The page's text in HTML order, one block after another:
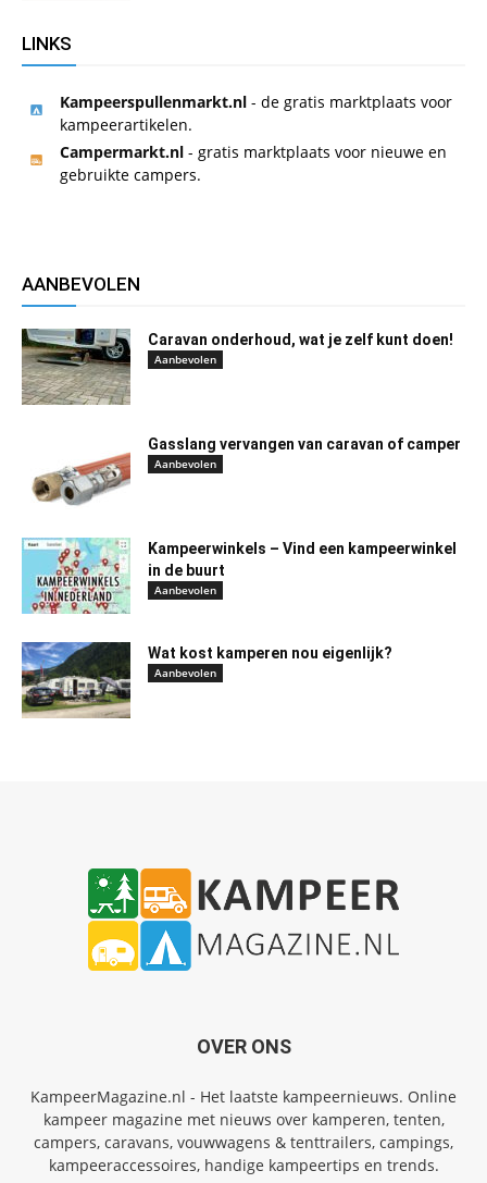
LINKS
Kampeerspullenmarkt.nl - de gratis marktplaats voor
kampeerartikelen.
Campermarkt.nl - gratis marktplaats voor nieuwe en
gebruikte campers.
AANBEVOLEN
Caravan onderhoud, wat je zelf kunt doen!
Aanbevolen
Gasslang vervangen van caravan of camper
Aanbevolen
Kampeerwinkels – Vind een kampeerwinkel
in de buurt
Aanbevolen
Wat kost kamperen nou eigenlijk?
Aanbevolen
OVER ONS
KampeerMagazine.nl - Het laatste kampeernieuws. Online
kampeer magazine met nieuws over kamperen, tenten,
campers, caravans, vouwwagens & tenttrailers, campings,
kampeeraccessoires, handige kampeertips en trends.